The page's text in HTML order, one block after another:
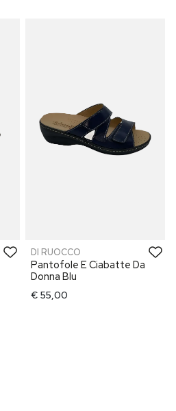
DI RUOCCO
Pantofole E Ciabatte Da
Donna Blu
€ 55,00